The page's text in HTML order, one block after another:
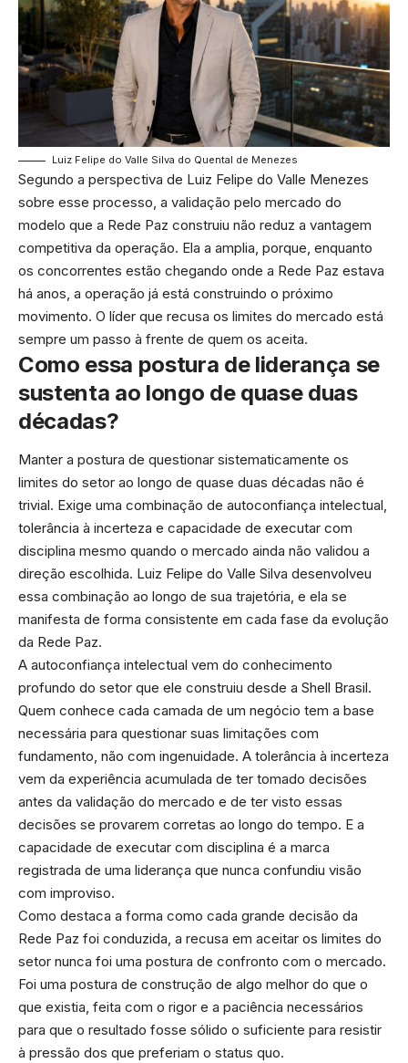
Luiz Felipe do Valle Silva do Quental de Menezes
Segundo a perspectiva de Luiz Felipe do Valle Menezes
sobre esse processo, a validação pelo mercado do
modelo que a Rede Paz construiu não reduz a vantagem
competitiva da operação. Ela a amplia, porque, enquanto
os concorrentes estão chegando onde a Rede Paz estava
há anos, a operação já está construindo o próximo
movimento. O líder que recusa os limites do mercado está
sempre um passo à frente de quem os aceita.
Como essa postura de liderança se
sustenta ao longo de quase duas
décadas?
Manter a postura de questionar sistematicamente os
limites do setor ao longo de quase duas décadas não é
trivial. Exige uma combinação de autoconfiança intelectual,
tolerância à incerteza e capacidade de executar com
disciplina mesmo quando o mercado ainda não validou a
direção escolhida. Luiz Felipe do Valle Silva desenvolveu
essa combinação ao longo de sua trajetória, e ela se
manifesta de forma consistente em cada fase da evolução
da Rede Paz.
A autoconfiança intelectual vem do conhecimento
profundo do setor que ele construiu desde a Shell Brasil.
Quem conhece cada camada de um negócio tem a base
necessária para questionar suas limitações com
fundamento, não com ingenuidade. A tolerância à incerteza
vem da experiência acumulada de ter tomado decisões
antes da validação do mercado e de ter visto essas
decisões se provarem corretas ao longo do tempo. E a
capacidade de executar com disciplina é a marca
registrada de uma liderança que nunca confundiu visão
com improviso.
Como destaca a forma como cada grande decisão da
Rede Paz foi conduzida, a recusa em aceitar os limites do
setor nunca foi uma postura de confronto com o mercado.
Foi uma postura de construção de algo melhor do que o
que existia, feita com o rigor e a paciência necessários
para que o resultado fosse sólido o suficiente para resistir
à pressão dos que preferiam o status quo.